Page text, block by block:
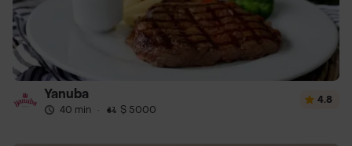
Yanuba
40 min · $ 5000
4.8